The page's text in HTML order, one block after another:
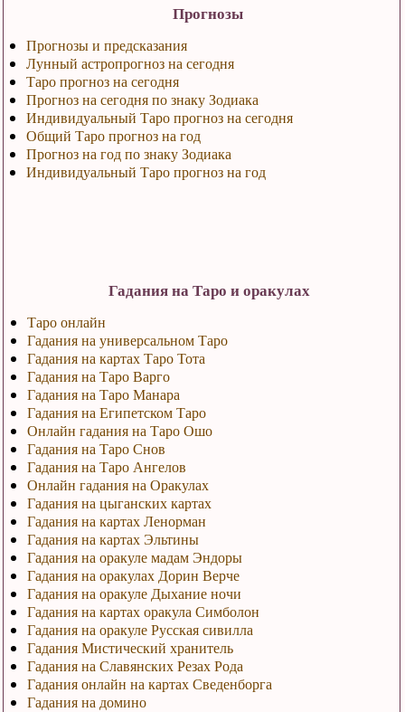
Прогнозы
Прогнозы и предсказания
Лунный астропрогноз на сегодня
Таро прогноз на сегодня
Прогноз на сегодня по знаку Зодиака
Индивидуальный Таро прогноз на сегодня
Общий Таро прогноз на год
Прогноз на год по знаку Зодиака
Индивидуальный Таро прогноз на год
Гадания на Таро и оракулах
Таро онлайн
Гадания на универсальном Таро
Гадания на картах Таро Тота
Гадания на Таро Варго
Гадания на Таро Манара
Гадания на Египетском Таро
Онлайн гадания на Таро Ошо
Гадания на Таро Снов
Гадания на Таро Ангелов
Онлайн гадания на Оракулах
Гадания на цыганских картах
Гадания на картах Ленорман
Гадания на картах Эльтины
Гадания на оракуле мадам Эндоры
Гадания на оракулах Дорин Верче
Гадания на оракуле Дыхание ночи
Гадания на картах оракула Симболон
Гадания на оракуле Русская сивилла
Гадания Мистический хранитель
Гадания на Славянских Резах Рода
Гадания онлайн на картах Сведенборга
Гадания на домино